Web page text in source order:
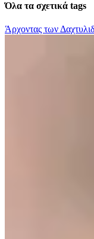
Όλα τα σχετικά tags
Άρχοντας των